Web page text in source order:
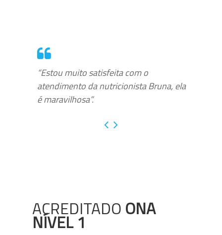
“Estou muito satisfeita com o
atendimento da nutricionista Bruna, ela
é maravilhosa”.
ACREDITADO ONA
NÍVEL 1